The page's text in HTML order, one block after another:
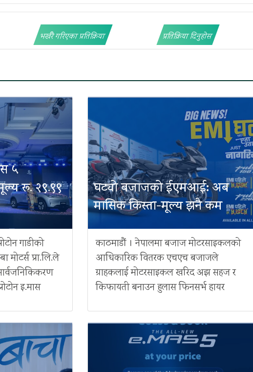
भर्खरै गरिएका प्रतिक्रिया प्रतिक्रिया दिनुहोस
५
रू. २९.९९
गाडीको
प्रा.लि.ले
इ.मास
घट्यो बजाजको ईएमआई: अब
मासिक किस्ता-मूल्य झनै कम
काठमाडौं । नेपालमा बजाज मोटरसाइकलको
आधिकारिक वितरक एचएच बजाजले
ग्राहकलाई मोटरसाइकल खरिद अझ सहज र
किफायती बनाउन हुलास फिनसर्भ हायर